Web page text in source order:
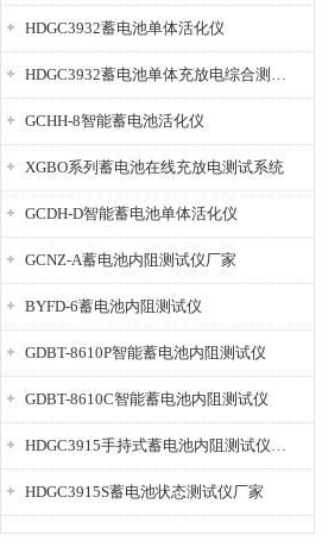
HDGC3932蓄电池单体活化仪
HDGC3932蓄电池单体充放电综合测试仪
GCHH-8智能蓄电池活化仪
XGBO系列蓄电池在线充放电测试系统
GCDH-D智能蓄电池单体活化仪
GCNZ-A蓄电池内阻测试仪厂家
BYFD-6蓄电池内阻测试仪
GDBT-8610P智能蓄电池内阻测试仪
GDBT-8610C智能蓄电池内阻测试仪
HDGC3915手持式蓄电池内阻测试仪厂家
HDGC3915S蓄电池状态测试仪厂家